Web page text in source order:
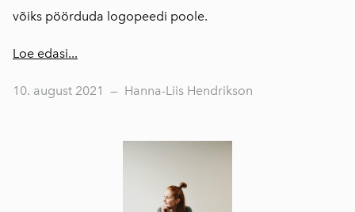
võiks pöörduda logopeedi poole.
Loe edasi...
10. august 2021 — Hanna-Liis Hendrikson